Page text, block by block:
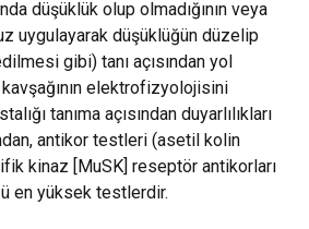
düşüklük olup olmadığının veya
uygulayarak düşüklüğün düzelip
gibi) tanı açısından yol
elektrofizyolojisini
tanıma açısından duyarlılıkları
antikor testleri (asetil kolin
kinaz [MuSK] reseptör antikorları
en yüksek testlerdir.